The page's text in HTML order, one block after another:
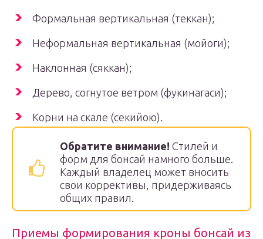
Формальная вертикальная (теккан);
Неформальная вертикальная (мойоги);
Наклонная (сяккан);
Дерево, согнутое ветром (фукинагаси);
Корни на скале (секийою).
Обратите внимание! Стилей и
форм для бонсай намного больше.
Каждый владелец может вносить
свои коррективы, придерживаясь
общих правил.
Приемы формирования кроны бонсай из